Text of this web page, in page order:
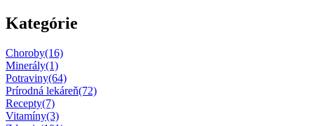
Kategórie
Choroby(16)
Minerály(1)
Potraviny(64)
Prírodná lekáreň(72)
Recepty(7)
Vitamíny(3)